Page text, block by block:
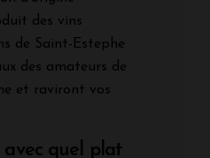
des vins
de Saint-Estephe
des amateurs de
et raviront vos
quel plat